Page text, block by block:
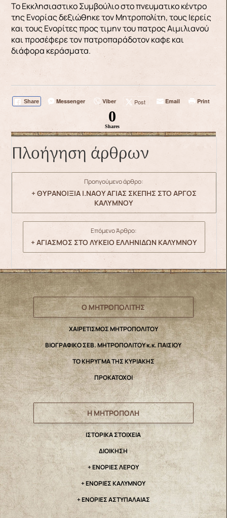
Το Εκκλησιαστικο Συμβούλιο στο πνευματικο κέντρο
της Ενορίας δεξιώθηκε τον Μητροπολίτη, τους Ιερείς
και τους Ενορίτες προς τιμην του πατρος Αιμιλιανού
και προσέφερε τον πατροπαράδοτον καφε και
διάφορα κεράσματα.
Share Messenger Viber Post Email Print
0
Shares
Πλοήγηση άρθρων
Προηγούμενο άρθρο:
+ ΘΥΡΑΝΟΙΞΙΑ Ι.ΝΑΟΥ ΑΓΙΑΣ ΣΚΕΠΗΣ ΣΤΟ ΑΡΓΟΣ
ΚΑΛΥΜΝΟΥ
Επόμενο Άρθρο:
+ ΑΓΙΑΣΜΟΣ ΣΤΟ ΛΥΚΕΙΟ ΕΛΛΗΝΙΔΩΝ ΚΑΛΥΜΝΟΥ
Ο ΜΗΤΡΟΠΟΛΙΤΗΣ
ΧΑΙΡΕΤΙΣΜΟΣ ΜΗΤΡΟΠΟΛΙΤΟΥ
ΒΙΟΓΡΑΦΙΚΟ ΣΕΒ. ΜΗΤΡΟΠΟΛΙΤΟΥ κ.κ. ΠΑΙΣΙΟΥ
ΤΟ ΚΗΡΥΓΜΑ ΤΗΣ ΚΥΡΙΑΚΗΣ
ΠΡΟΚΑΤΟΧΟΙ
Η ΜΗΤΡΟΠΟΛΗ
IΣΤΟΡΙΚΑ ΣΤΟΙΧΕΙΑ
ΔΙΟΙΚΗΣΗ
+ ΕΝΟΡΙΕΣ ΛΕΡΟΥ
+ ΕΝΟΡΙΕΣ ΚΑΛΥΜΝΟΥ
+ ΕΝΟΡΙΕΣ ΑΣΤΥΠΑΛΑΙΑΣ